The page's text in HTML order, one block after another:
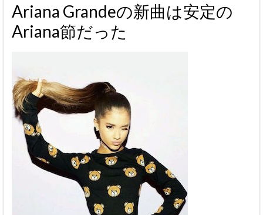
Ariana Grandeの新曲は安定の
Ariana節だった